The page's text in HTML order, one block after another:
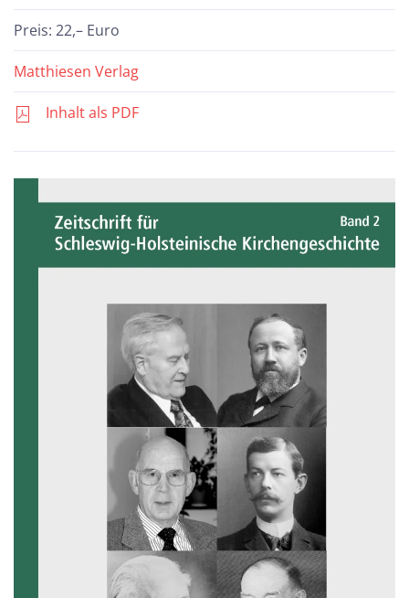
Preis: 22,– Euro
Matthiesen Verlag
Inhalt als PDF